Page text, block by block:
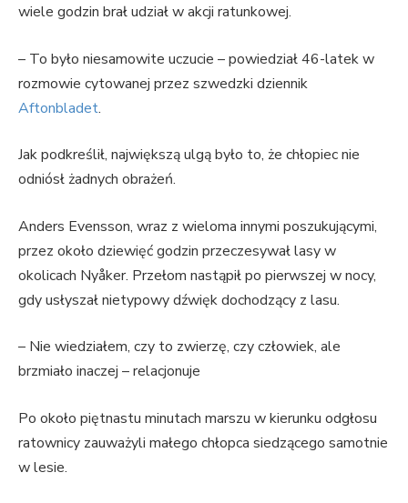
wiele godzin brał udział w akcji ratunkowej.
– To było niesamowite uczucie – powiedział 46-latek w
rozmowie cytowanej przez szwedzki dziennik
Aftonbladet.
Jak podkreślił, największą ulgą było to, że chłopiec nie
odniósł żadnych obrażeń.
Anders Evensson, wraz z wieloma innymi poszukującymi,
przez około dziewięć godzin przeczesywał lasy w
okolicach Nyåker. Przełom nastąpił po pierwszej w nocy,
gdy usłyszał nietypowy dźwięk dochodzący z lasu.
– Nie wiedziałem, czy to zwierzę, czy człowiek, ale
brzmiało inaczej – relacjonuje
Po około piętnastu minutach marszu w kierunku odgłosu
ratownicy zauważyli małego chłopca siedzącego samotnie
w lesie.